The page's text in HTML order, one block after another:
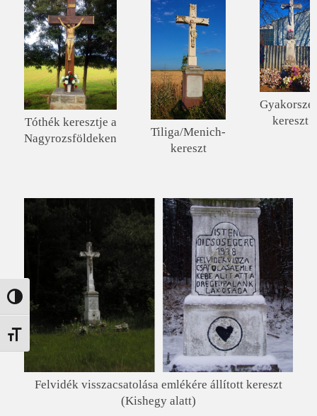
Nagy kontraszt váltása
Betűméret váltása
Tóthék keresztje a
Nagyrozsföldeken
Tiliga/Menich-
kereszt
kereszt
Felvidék visszacsatolása emlékére állított kereszt
(Kishegy alatt)